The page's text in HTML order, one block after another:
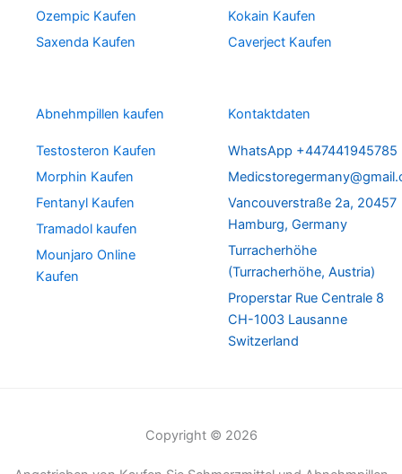
Ozempic Kaufen
Saxenda Kaufen
Kokain Kaufen
Caverject Kaufen
Abnehmpillen kaufen
Testosteron Kaufen
Morphin Kaufen
Fentanyl Kaufen
Tramadol kaufen
Mounjaro Online
Kaufen
Kontaktdaten
WhatsApp +447441945785
Vancouverstraße 2a, 20457
Hamburg, Germany
Turracherhöhe
(Turracherhöhe, Austria)
Properstar Rue Centrale 8
CH-1003 Lausanne
Switzerland
Copyright © 2026